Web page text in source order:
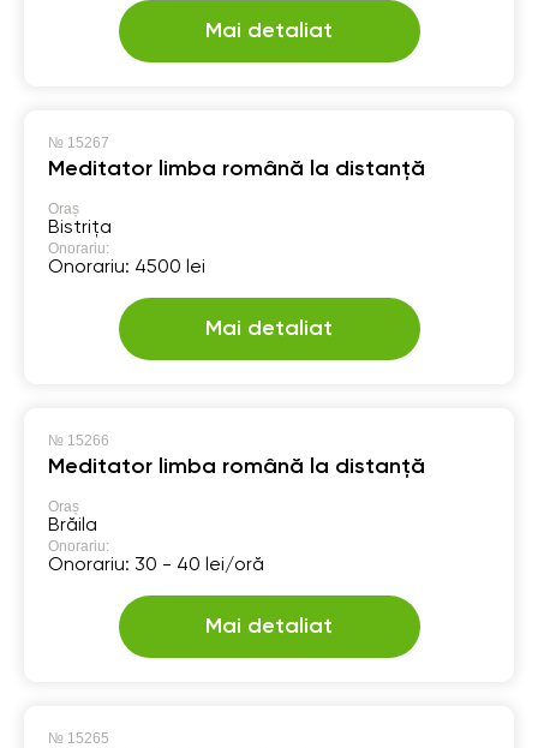
Mai detaliat
№ 15267
Meditator limba română la distanță
Oraș
Bistrița
Onorariu:
Onorariu: 4500 lei
Mai detaliat
№ 15266
Meditator limba română la distanță
Oraș
Brăila
Onorariu:
Onorariu: 30 - 40 lei/oră
Mai detaliat
№ 15265